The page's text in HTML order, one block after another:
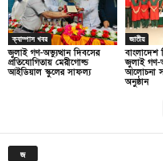
ক্যাম্পাস খবর
জুলাই গণ-অভ্যুত্থান দিবসের
প্রতিযোগিতায় মেরীগোল্ড
আইডিয়াল স্কুলের সাফল্য
জাতীয়
জুলাই গণ-
আলোচনা
অনুষ্ঠান
জ